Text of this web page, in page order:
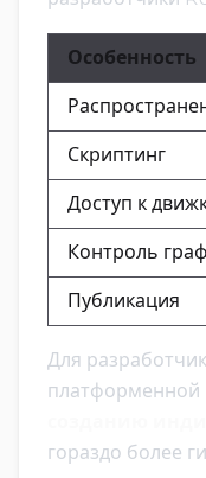
Особенность
Скриптинг
Доступ к
Контроль
Публикация
Для
платформенной
гораздо более